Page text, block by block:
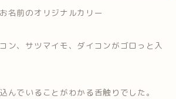
名前のオリジナルカリー
ン、サツマイモ、ダイコンがゴロっと入
んでいることがわかる舌触りでした。